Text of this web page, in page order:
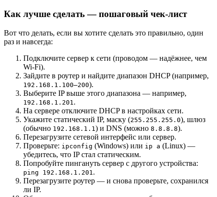
Как лучше сделать — пошаговый чек-лист
Вот что делать, если вы хотите сделать это правильно, один
раз и навсегда:
Подключите сервер к сети (проводом — надёжнее, чем
Wi-Fi).
Зайдите в роутер и найдите диапазон DHCP (например,
192.168.1.100–200).
Выберите IP выше этого диапазона — например,
192.168.1.201 .
На сервере отключите DHCP в настройках сети.
Укажите статический IP, маску (255.255.255.0), шлюз
(обычно 192.168.1.1 ) и DNS (можно 8.8.8.8).
Перезагрузите сетевой интерфейс или сервер.
Проверьте: ipconfig (Windows) или ip a (Linux) —
убедитесь, что IP стал статическим.
Попробуйте пингануть сервер с другого устройства:
ping 192.168.1.201 .
Перезагрузите роутер — и снова проверьте, сохранился
ли IP.